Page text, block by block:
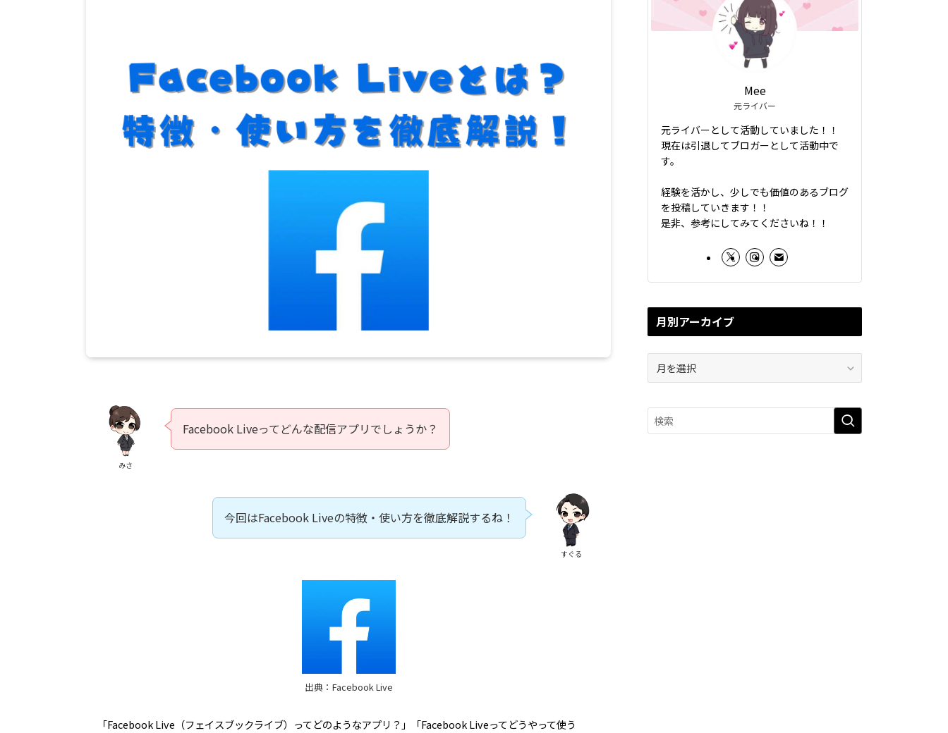
みさ
Facebook Liveってどんな配信アプリでしょうか？
すぐる
今回はFacebook Liveの特徴・使い方を徹底解説するね！
出典：Facebook Live
「Facebook Live（フェイスブックライブ）ってどのようなアプリ？」「Facebook Liveってどうやって使う
Mee
元ライバー
元ライバーとして活動していました！！
現在は引退してブロガーとして活動中で
す。
経験を活かし、少しでも価値のあるブログ
を投稿していきます！！
是非、参考にしてみてくださいね！！
月別アーカイブ
ー
カ
イ